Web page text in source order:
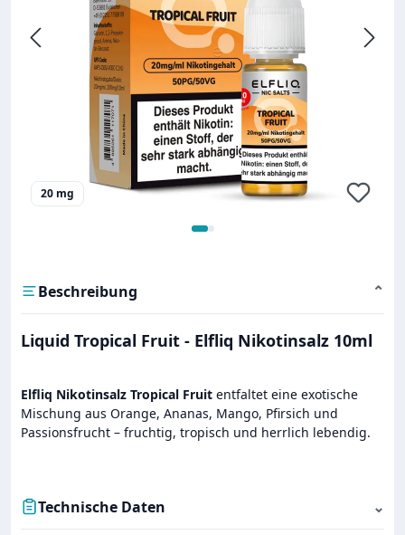
20 mg
Beschreibung ⌄
Liquid Tropical Fruit - Elfliq Nikotinsalz 10ml
Elfliq Nikotinsalz Tropical Fruit entfaltet eine exotische
Mischung aus Orange, Ananas, Mango, Pfirsich und
Passionsfrucht – fruchtig, tropisch und herrlich lebendig.
Technische Daten ⌄